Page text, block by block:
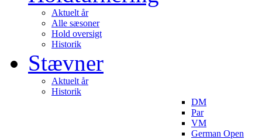
Aktuelt år
Alle sæsoner
Hold oversigt
Historik
Stævner
Aktuelt år
Historik
DM
Par
VM
German Open